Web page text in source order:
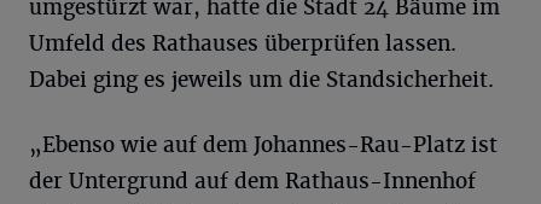
umgestürzt war, hatte die Stadt 24 Bäume im
Umfeld des Rathauses überprüfen lassen.
Dabei ging es jeweils um die Standsicherheit.
„Ebenso wie auf dem Johannes-Rau-Platz ist
der Untergrund auf dem Rathaus-Innenhof